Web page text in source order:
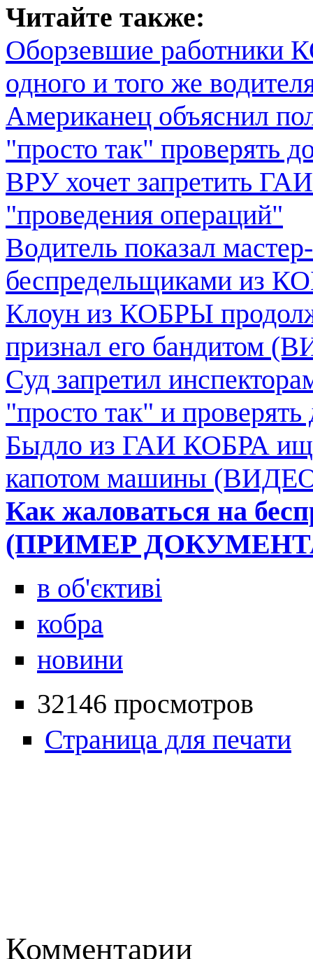
Читайте также:
Оборзевшие работники
одного и того же
Американец объяснил
"просто так" проверять
ВРУ хочет запретить
"проведения операций"
Водитель показал
беспредельщиками из
Клоун из КОБРЫ
признал его бандитом
Суд запретил
"просто так" и
Быдло из ГАИ КОБРА
капотом машины
Как жаловаться на
(ПРИМЕР
в об'єктиві
кобра
новини
32146 просмотров
Страница для печати
Комментарии